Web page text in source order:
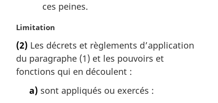
ces peines.
N
t
e
m
Limitation
(2) Les décrets et règlements d’application
du paragraphe (1) et les pouvoirs et
fonctions qui en découlent :
a) sont appliqués ou exercés :